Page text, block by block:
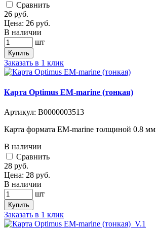
Cравнить
26 руб.
Цена: 26 руб.
В наличии
шт
Купить
Заказать в 1 клик
Карта Optimus EM-marine (тонкая)
Артикул: В0000003513
Карта формата EM-marine толщиной 0.8 мм
В наличии
Cравнить
28 руб.
Цена: 28 руб.
В наличии
шт
Купить
Заказать в 1 клик